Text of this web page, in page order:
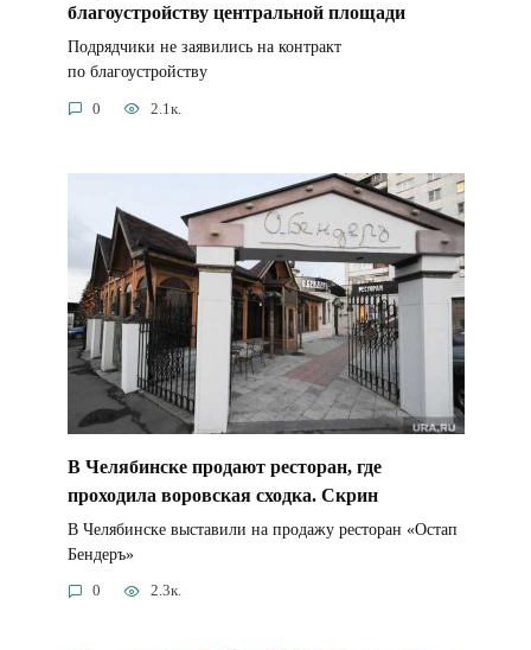
благоустройству центральной площади
Подрядчики не заявились на контракт
по благоустройству
0 2.1к.
В Челябинске продают ресторан, где
проходила воровская сходка. Скрин
В Челябинске выставили на продажу ресторан «Остап
Бендеръ»
0 2.3к.